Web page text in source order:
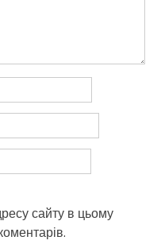
сайту в цьому